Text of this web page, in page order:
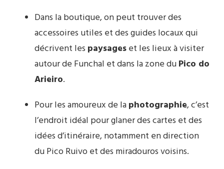
Dans la boutique, on peut trouver des
accessoires utiles et des guides locaux qui
décrivent les paysageset les lieux à visiter
autour de Funchal et dans la zone duPico do
Arieiro.
Pour les amoureux de laphotographie, c’est
l’endroit idéal pour glaner des cartes et des
idées d’itinéraire, notamment en direction
du Pico Ruivo et des miradouros voisins.